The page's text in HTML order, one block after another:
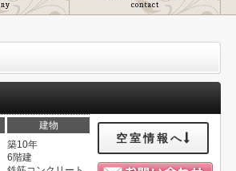
建物
築10年
6階建
空室情報へ